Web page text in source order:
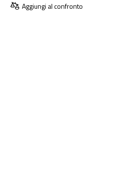
Aggiungi al confronto